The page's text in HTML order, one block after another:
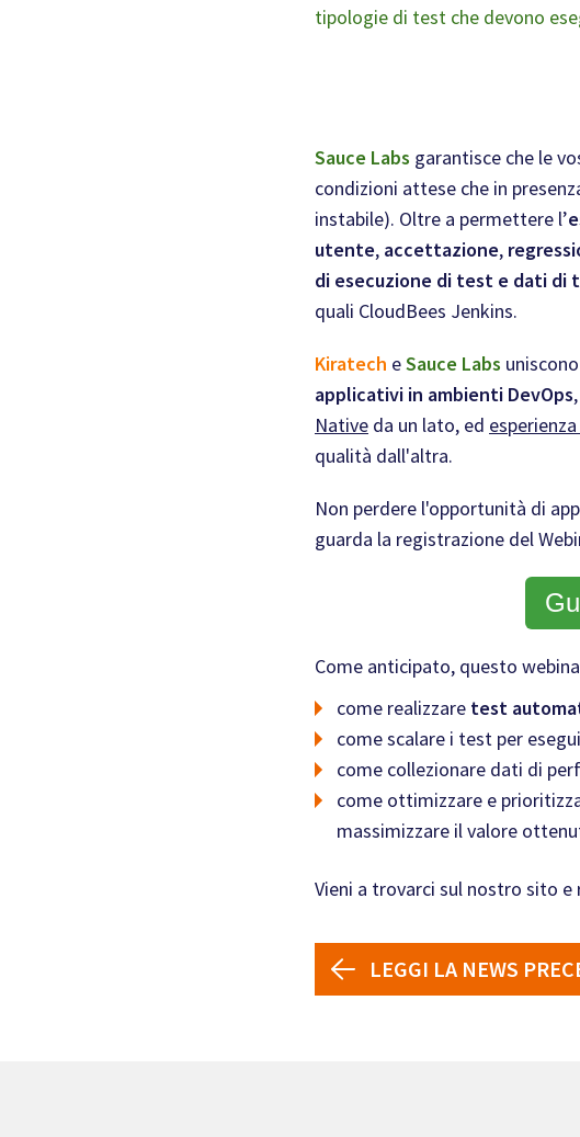
tipologie di test che devono
Sauce Labs garantisce che le
condizioni attese che in
instabile). Oltre a permettere l’
utente, accettazione,
di esecuzione di test e dati di
quali CloudBees Jenkins.
Kiratech eSauce Labs
applicativi in ambienti DevOps
Native da un lato, ed
qualità dall'altra.
Non perdere l'opportunità di
guarda la registrazione del
Come anticipato, questo
come realizzare test
come scalare i test per
come collezionare dati di
come ottimizzare e
massimizzare il valore
Vieni a trovarci sul nostro sito
LEGGI LA NEWS